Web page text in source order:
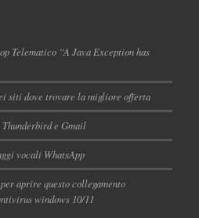
Telematico “A Java Exception has
siti dove trovare la migliore offerta
e Gmail
vocali WhatsApp
aprire questo collegamento
windows 10/11